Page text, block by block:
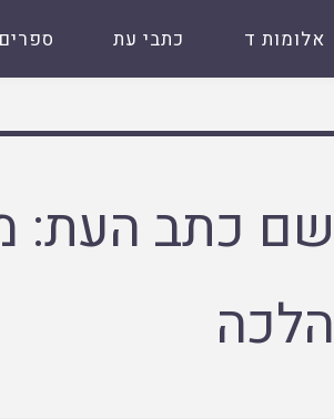
אלומות ד כתבי עת ספרים
שם כתב העת:
הלכה